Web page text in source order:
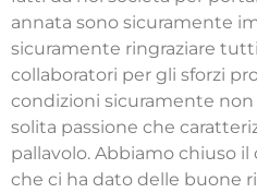
annata sono sicuramente
sicuramente ringraziare
collaboratori per gli sforzi
condizioni sicuramente
solita passione che
pallavolo. Abbiamo chiuso
che ci ha dato delle buone